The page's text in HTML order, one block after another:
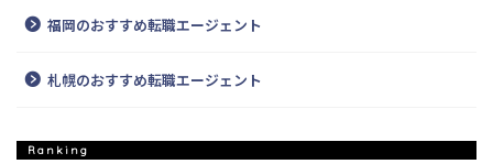
福岡のおすすめ転職エージェント
札幌のおすすめ転職エージェント